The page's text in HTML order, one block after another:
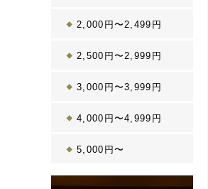
2,000円〜2,499円
2,500円〜2,999円
3,000円〜3,999円
4,000円〜4,999円
5,000円〜